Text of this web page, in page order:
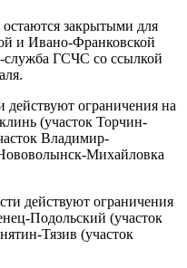
закрытыми для
и Ивано-Франковской
служба ГСЧС со ссылкой
действуют ограничения на
(участок Торчин-
Владимир-
Михайловка
действуют ограничения
Подольский (участок
Тязив (участок